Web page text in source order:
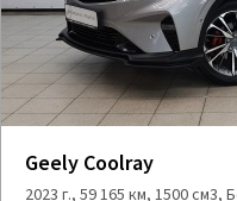
Geely Coolray
2023 г., 59 165 км, 1500